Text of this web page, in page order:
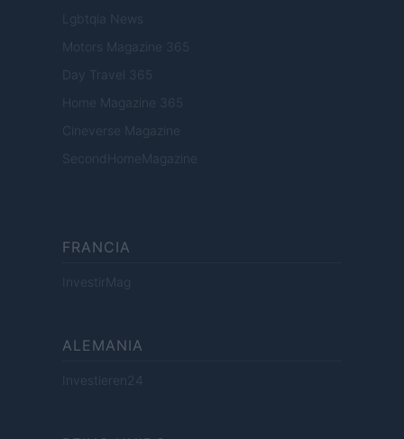
Lgbtqia News
Motors Magazine 365
Day Travel 365
Home Magazine 365
Cineverse Magazine
SecondHomeMagazine
FRANCIA
InvestirMag
ALEMANIA
Investieren24